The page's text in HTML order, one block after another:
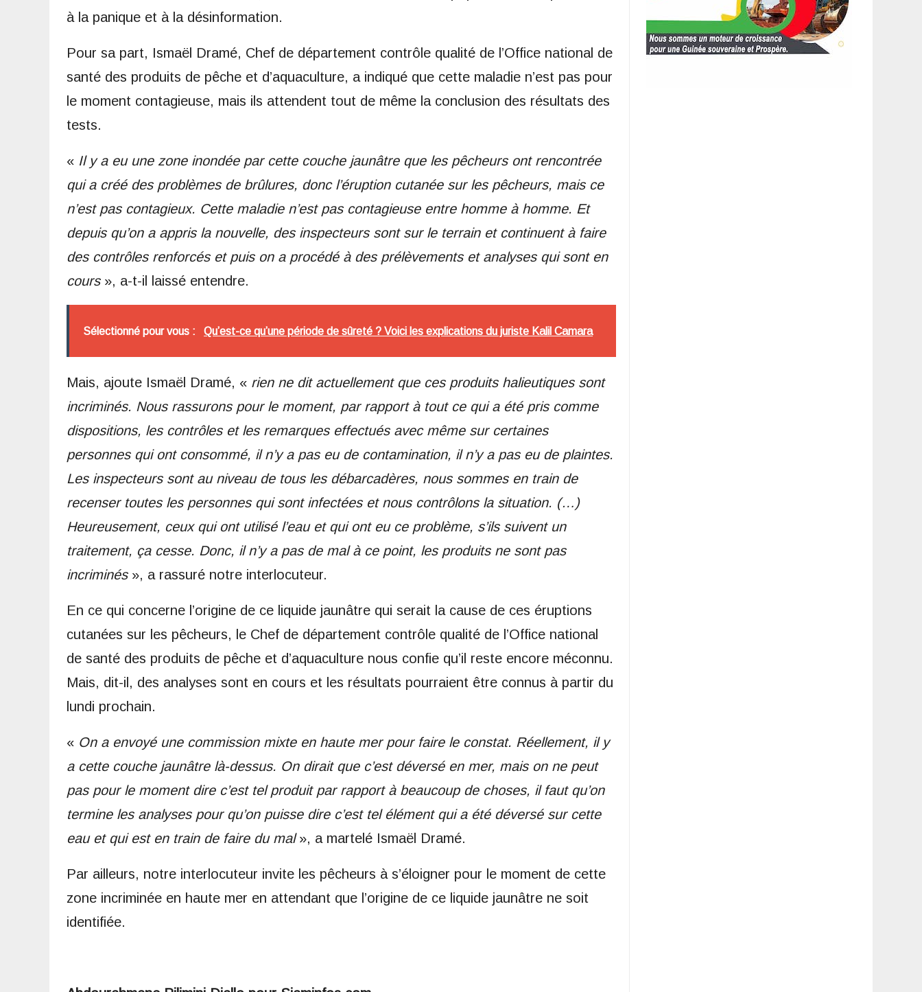
à la panique et à la désinformation.
Pour sa part, Ismaël Dramé, Chef de département contrôle qualité de l’Office national de
santé des produits de pêche et d’aquaculture, a indiqué que cette maladie n’est pas pour
le moment contagieuse, mais ils attendent tout de même la conclusion des résultats des
tests.
« Il y a eu une zone inondée par cette couche jaunâtre que les pêcheurs ont rencontrée
qui a créé des problèmes de brûlures, donc l’éruption cutanée sur les pêcheurs, mais ce
n’est pas contagieux. Cette maladie n’est pas contagieuse entre homme à homme. Et
depuis qu’on a appris la nouvelle, des inspecteurs sont sur le terrain et continuent à faire
des contrôles renforcés et puis on a procédé à des prélèvements et analyses qui sont en
cours », a-t-il laissé entendre.
Sélectionné pour vous : Qu’est-ce qu’une période de sûreté ? Voici les explications du juriste Kalil Camara
Mais, ajoute Ismaël Dramé, « rien ne dit actuellement que ces produits halieutiques sont
incriminés. Nous rassurons pour le moment, par rapport à tout ce qui a été pris comme
dispositions, les contrôles et les remarques effectués avec même sur certaines
personnes qui ont consommé, il n’y a pas eu de contamination, il n’y a pas eu de plaintes.
Les inspecteurs sont au niveau de tous les débarcadères, nous sommes en train de
recenser toutes les personnes qui sont infectées et nous contrôlons la situation. (…)
Heureusement, ceux qui ont utilisé l’eau et qui ont eu ce problème, s’ils suivent un
traitement, ça cesse. Donc, il n’y a pas de mal à ce point, les produits ne sont pas
incriminés», a rassuré notre interlocuteur.
En ce qui concerne l’origine de ce liquide jaunâtre qui serait la cause de ces éruptions
cutanées sur les pêcheurs, le Chef de département contrôle qualité de l’Office national
de santé des produits de pêche et d’aquaculture nous confie qu’il reste encore méconnu.
Mais, dit-il, des analyses sont en cours et les résultats pourraient être connus à partir du
lundi prochain.
« On a envoyé une commission mixte en haute mer pour faire le constat. Réellement, il y
a cette couche jaunâtre là-dessus. On dirait que c’est déversé en mer, mais on ne peut
pas pour le moment dire c’est tel produit par rapport à beaucoup de choses, il faut qu’on
termine les analyses pour qu’on puisse dire c’est tel élément qui a été déversé sur cette
eau et qui est en train de faire du mal», a martelé Ismaël Dramé.
Par ailleurs, notre interlocuteur invite les pêcheurs à s’éloigner pour le moment de cette
zone incriminée en haute mer en attendant que l’origine de ce liquide jaunâtre ne soit
identifiée.